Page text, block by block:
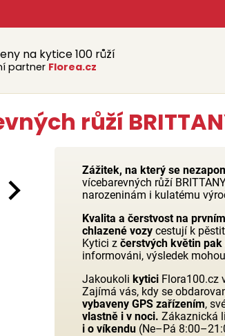
na kytice 100 růží
partner Florea.cz
růží
Zážitek, na který se
vícebarevných růží
narozeninám i kulatému
Kvalita a čerstvost na
chlazené vozy cestují k
Kytici zčerstvých květin
informováni, výsledek
Jakoukolikytici Flora100.cz
Zajímá vás, kdy se
vybaveny GPS zařízením,
vlastně i v noci. Zákaznická
i o víkendu (Ne–Pá